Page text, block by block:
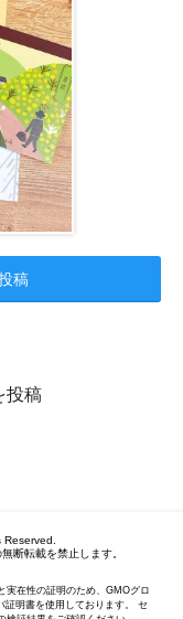
稿
投稿
断転載を禁止します。
実在性の証明のため、GMOグロ
証明書を使用しております。 セ